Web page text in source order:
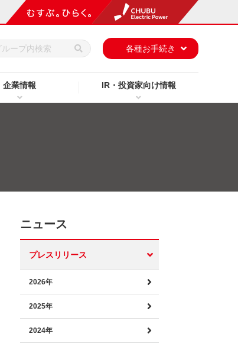
企業情報 IR・投資家向け情報
各種お手続き
ニュース
プレスリリース
2026年
2025年
2024年